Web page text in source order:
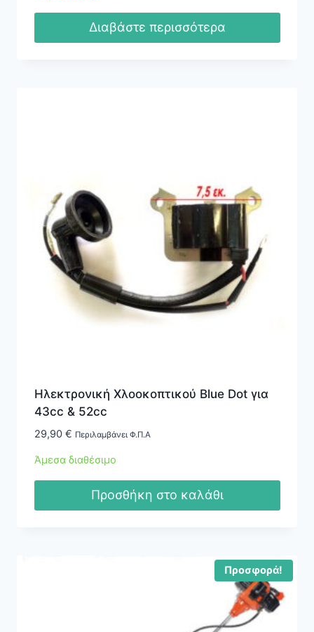
Διαβάστε περισσότερα
Ηλεκτρονική Χλοοκοπτικού Blue Dot για
43cc & 52cc
29,90 € Περιλαμβάνει Φ.Π.Α
Άμεσα διαθέσιμο
Προσθήκη στο καλάθι
Προσφορά!